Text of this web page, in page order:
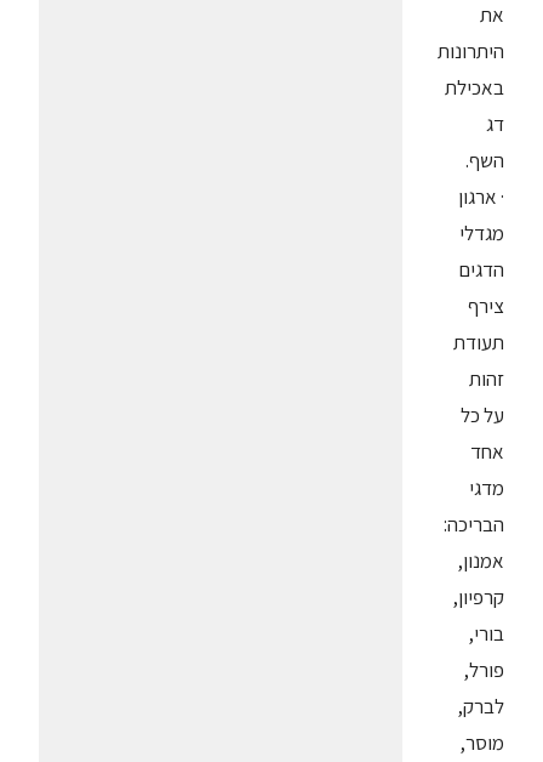
את
היתרונות
באכילת
דג
השף.
· ארגון
מגדלי
הדגים
צירף
תעודת
זהות
על כל
אחד
מדגי
הבריכה:
אמנון,
קרפיון,
בורי,
פורל,
לברק,
מוסר,